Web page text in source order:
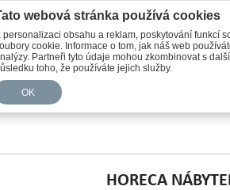
HORECA
webová stránka používá cookies
personalizaci obsahu a reklam, poskytování funkcí
cookie. Informace o tom, jak náš web
Partneři tyto údaje mohou zkombinovat s
toho, že používáte jejich služby.
OK